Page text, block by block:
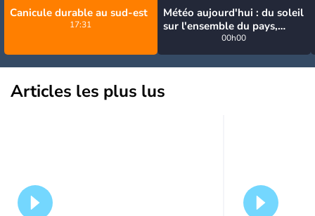
Canicule durable au sud-est
17:31
Météo aujourd'hui : du soleil
sur l'ensemble du pays,
jusqu'à 40°C au sud-est
00h00
Articles les plus lus